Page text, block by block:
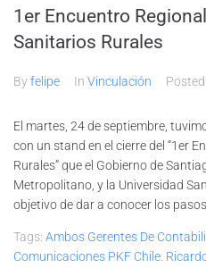
1er Encuentro
Sanitarios Rurales
Byfelipe In Vinculación Posted
El martes, 24 de septiembre,
con un stand en el cierre del “1er
Rurales” que el Gobierno de
Metropolitano, y la Universidad
objetivo de dar a conocer los pasos
Tags: Ambos Gerentes De
Comunicaciones PKF Chile.